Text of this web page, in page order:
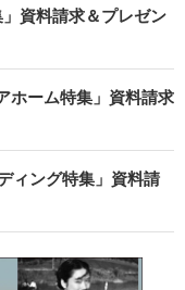
資料請求＆プレゼン
ホーム特集」資料請求
ィング特集」資料請